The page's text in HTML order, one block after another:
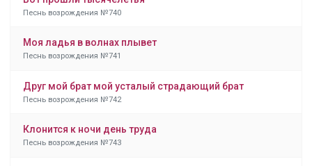
Песнь возрождения №740
Моя ладья в волнах плывет
Песнь возрождения №741
Друг мой брат мой усталый страдающий брат
Песнь возрождения №742
Клонится к ночи день труда
Песнь возрождения №743